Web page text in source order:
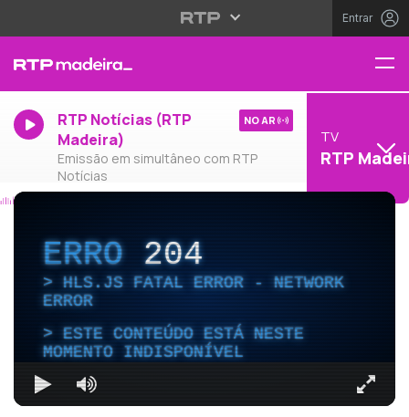
Entrar
RTP Notícias (RTP
Madeira)
Emissão em simultâneo com RTP
Notícias
NO AR
TV
RTP
ERRO204
HLS.JS FATAL ERROR - NETWORK
ERROR
ESTE CONTEÚDO ESTÁ NESTE
MOMENTO INDISPONÍVEL